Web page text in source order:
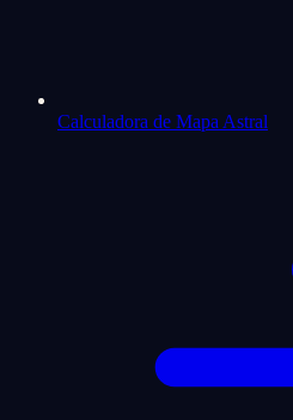
Calculadora de Mapa Astral